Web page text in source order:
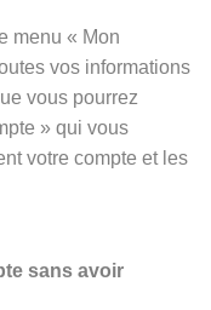
menu « Mon
vos informations
vous pourrez
» qui vous
votre compte et les
sans avoir